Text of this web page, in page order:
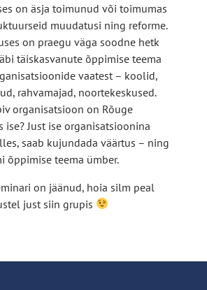
on äsja toimunud või toimumas
muudatusi ning reforme.
on praegu väga soodne hetk
täiskasvanute õppimise teema
vaatest – koolid,
rahvamajad, noortekeskused.
organisatsioon on Rõuge
Just ise organisatsioonina
saab kujundada väärtus – ning
õppimise teema ümber.
on jäänud, hoia silm peal
just siin grupis